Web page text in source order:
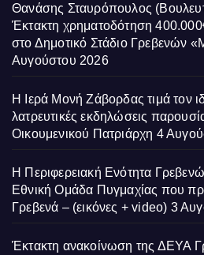
Θανάσης Σταυρόπουλος
Έκτακτη χρηματοδότηση
στο Δημοτικό Στάδιο Γρεβενών
Αυγούστου 2026
Η Ιερά Μονή Ζάβορδας τιμά τον
λατρευτικές εκδηλώσεις
Οικουμενικού Πατριάρχη 4
Η Περιφερειακή Ενότητα
Εθνική Ομάδα Πυγμαχίας που
Γρεβενά – (εικόνες + video) 3
Έκτακτη ανακοίνωση της ΔΕΥΑ